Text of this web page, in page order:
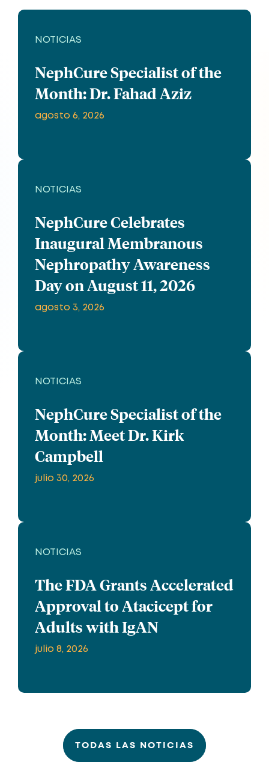
NOTICIAS
NephCure Specialist of the
Month: Dr. Fahad Aziz
agosto 6, 2026
NOTICIAS
NephCure Celebrates
Inaugural Membranous
Nephropathy Awareness
Day on August 11, 2026
agosto 3, 2026
NOTICIAS
NephCure Specialist of the
Month: Meet Dr. Kirk
Campbell
julio 30, 2026
NOTICIAS
The FDA Grants Accelerated
Approval to Atacicept for
Adults with IgAN
julio 8, 2026
TODAS LAS NOTICIAS